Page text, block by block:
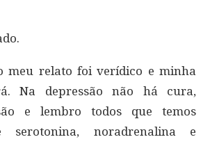
meu relato foi verídico e minha
Na depressão não há cura,
e lembro todos que temos
serotonina, noradrenalina e